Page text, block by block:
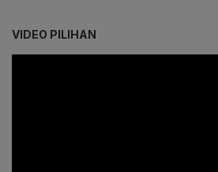
VIDEO PILIHAN